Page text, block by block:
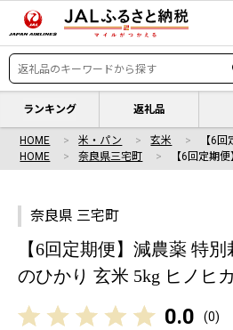
ランキング 返礼品
HOME 米・パン 玄米
【6
HOME
奈良県三宅町 【6回定期
奈良県 三宅町
【6回定期便】減農薬 特
のひかり 玄米 5kg ヒノヒ
0.0 (0)